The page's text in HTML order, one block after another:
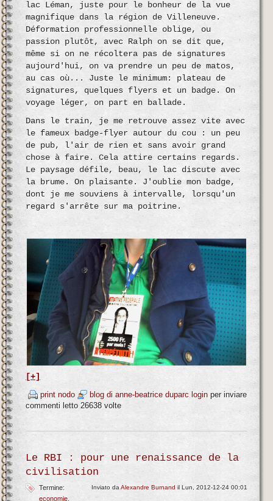
lac Léman, juste pour le bonheur de la vue
magnifique dans la région de Villeneuve.
Déformation professionnelle oblige, ou
passion plutôt, avec Ralph on se dit que,
même si on ne récoltera pas de signatures
aujourd'hui, on va prendre un peu de matos,
au cas où... Juste le minimum: plateau de
signatures, quelques flyers et un badge. On
voyage léger, on part en ballade.
Dans le train, je me retrouve assez vite avec
le fameux badge-flyer autour du cou : un peu
de pub, l'air de rien et sans avoir grand
chose à faire. Cela attire certains regards.
Le paysage défile, beau, le lac discute avec
la brume. On plaisante. J'oublie mon badge,
dont je me souviens à intervalle, lorsqu'un
regard s'arrête sur ma poitrine.
[+]
print nodo
blog di anne-beatrice duparc login per inviare
commenti letto 26638 volte
Le RBI : pour une renaissance de la
civilisation
Inviato daAlexandre Burnand il Lun, 2012-12-24 00:01
Termine:
economie